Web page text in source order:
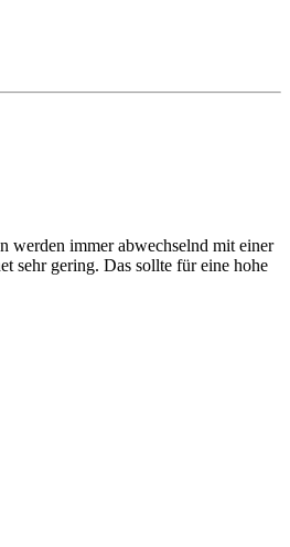
werden immer abwechselnd mit einer
sehr gering. Das sollte für eine hohe